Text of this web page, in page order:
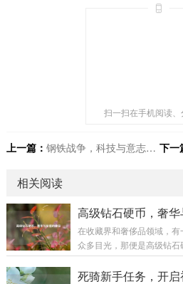
扫一扫在手机阅读、
上一篇： 钢铁战争，科技与意志的激烈碰撞 下一
相关阅读
高级钻石硬币，奢
在收藏界和奢侈品领域，
众多目光，那便是高级钻
史与现代的交织中散发着
的货币，它是艺术与工艺的
死骑新手任务，开